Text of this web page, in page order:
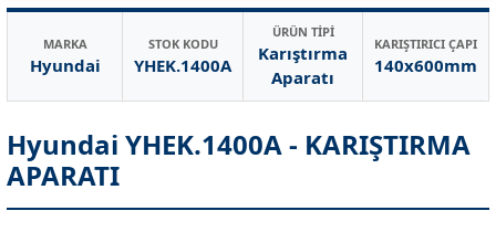
MARKA
Hyundai
STOK KODU
YHEK.1400A
ÜRÜN TİPİ
Karıştırma
Aparatı
KARIŞTIRICI ÇAPI
140x600mm
Hyundai YHEK.1400A - KARIŞTIRMA
APARATI